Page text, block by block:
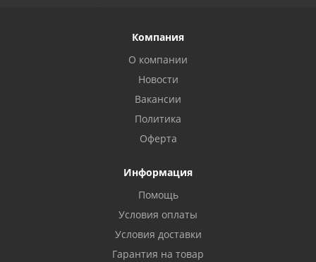
Компания
О компании
Новости
Вакансии
Политика
Оферта
Информация
Помощь
Условия оплаты
Условия доставки
Гарантия на товар